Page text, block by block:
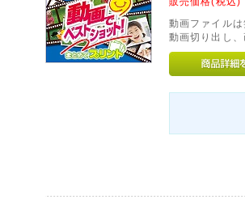
動画ファイル
動画切り出し